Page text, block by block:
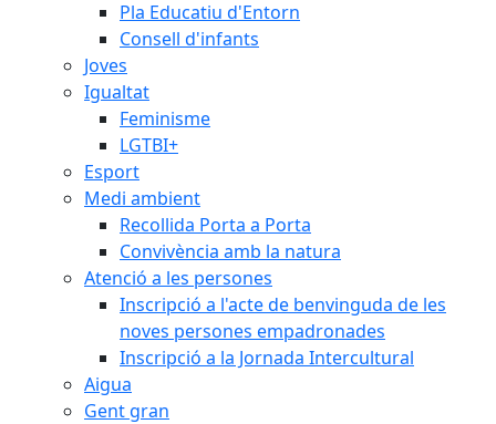
Pla Educatiu d'Entorn
Consell d'infants
Joves
Igualtat
Feminisme
LGTBI+
Esport
Medi ambient
Recollida Porta a Porta
Convivència amb la natura
Atenció a les persones
Inscripció a l'acte de benvinguda de les
noves persones empadronades
Inscripció a la Jornada Intercultural
Aigua
Gent gran